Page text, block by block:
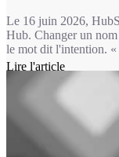
Le 16 juin 2026,
Hub. Changer un
le mot dit l'intention. «
ponctuelle : un lien de
désigne un flux
nos clients vivent
Lire l'article